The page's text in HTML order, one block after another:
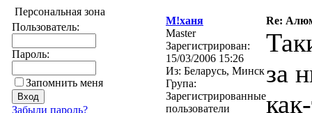
Персональная зона
Пользователь:
Пароль:
Запомнить меня
Забыли пароль?
М!ханя
Re:
Master
Зарегистрирован:
15/03/2006 15:26
Из: Беларусь, Минск
Група:
Зарегистрированные
пользователи
за